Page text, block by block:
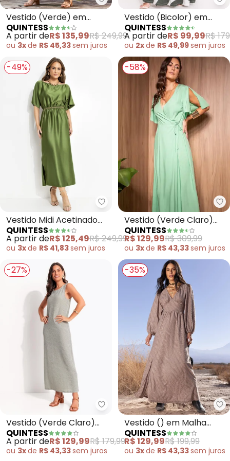
Quintess - Vestido (Verde) em
Vestido (Verde) em
Viscose Plana
QUINTESS
A partir deR$ 135,99R$ 249,99
ou 3xde R$ 45,33sem juros
Vestido (Bicolor) em
Malha Fria
QUINTESS
A partir deR$ 99,99R$
ou 2xde R$ 49,99sem juros
-49%
Quintess - Vestido Midi
Vestido Midi Acetinado
Verde com Manga
Morcego e Elástico na
QUINTESS
A partir deR$ 125,49R$ 249,99
ou 3xde R$ 41,83sem juros
-58%
Vestido (Verde Claro)
em Viscose Plana
QUINTESS
R$ 129,99R$ 309,99
ou 3xde R$ 43,33sem juros
-27%
Quintess - Vestido (Verde
Vestido (Verde Claro)
em Malha Devorê
QUINTESS
A partir deR$ 129,99R$ 179,99
ou 3xde R$ 43,33sem juros
-35%
Vestido () em Malha
Jacquard Texturizada
QUINTESS
R$ 129,99R$ 199,99
ou 3xde R$ 43,33sem juros